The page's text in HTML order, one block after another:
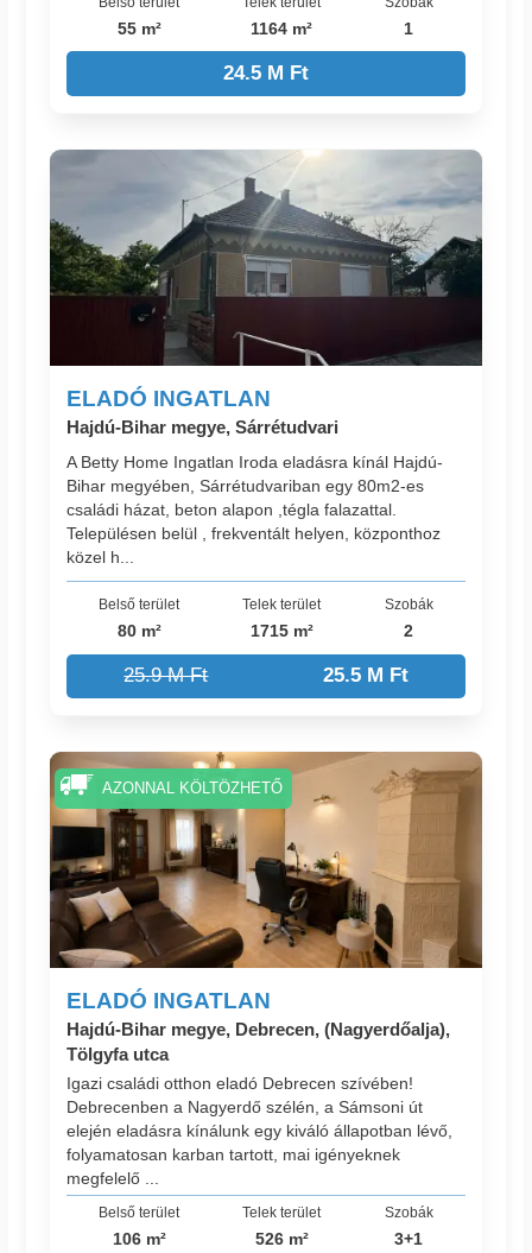
55 m² 1164 m² 1
24.5 M Ft
ELADÓ INGATLAN
Hajdú-Bihar megye, Sárrétudvari
A Betty Home Ingatlan Iroda eladásra kínál Hajdú-
Bihar megyében, Sárrétudvariban egy 80m2-es
családi házat, beton alapon ,tégla falazattal.
Településen belül , frekventált helyen, központhoz
közel h...
Belső terület
80 m²
Telek terület
1715 m²
Szobák
2
25.9 M Ft 25.5 M Ft
ELADÓ INGATLAN
Hajdú-Bihar megye, Debrecen, (Nagyerdőalja),
Tölgyfa utca
Igazi családi otthon eladó Debrecen szívében!
Debrecenben a Nagyerdő szélén, a Sámsoni út
elején eladásra kínálunk egy kiváló állapotban lévő,
folyamatosan karban tartott, mai igényeknek
megfelelő ...
Belső terület
106 m²
Telek terület
526 m²
Szobák
3+1
AZONNAL KÖLTÖZHETŐ